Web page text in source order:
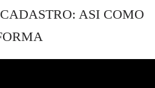
ASI COMO